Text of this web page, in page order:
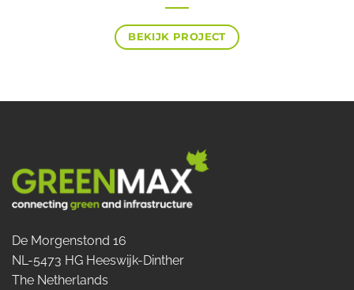
BEKIJK PROJECT
De Morgenstond 16
NL-5473 HG Heeswijk-Dinther
The Netherlands